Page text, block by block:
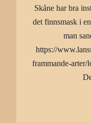
Skåne har bra
det finnsmask i
man
https://
frammande-arter/